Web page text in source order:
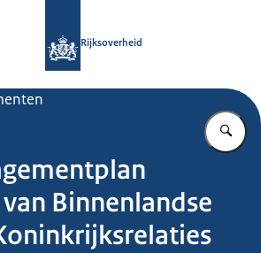
Rijksoverheid
Binnenlandse